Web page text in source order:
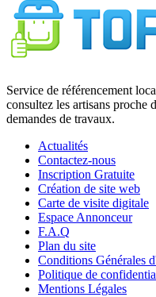
Service de référencement
consultez les artisans proche
demandes de travaux.
Actualités
Contactez-nous
Inscription Gratuite
Création de site web
Carte de visite digitale
Espace Annonceur
F.A.Q
Plan du site
Conditions Générales
Politique de
Mentions Légales